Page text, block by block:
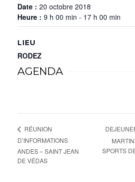
Date : 20 octobre 2018
Heure : 9 h 00 min - 17 h 00 min
LIEU
RODEZ
AGENDA
RÉUNION
D’INFORMATIONS
ANDES – SAINT JEAN
DE VÉDAS
SPORTS